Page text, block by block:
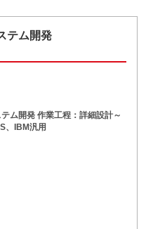
テム開発
ム開発 作業工程：詳細設計～
、IBM汎用